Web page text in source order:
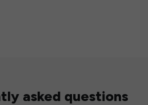
asked questions